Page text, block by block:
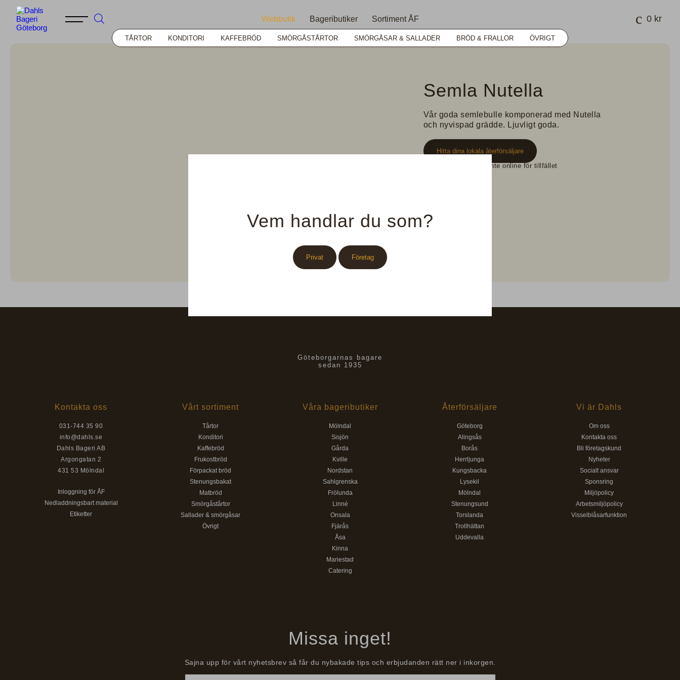
Webbutik Bageributiker Sortiment ÅF 0 kr
TÅRTOR KONDITORI KAFFEBRÖD SMÖRGÅSTÅRTOR SMÖRGÅSAR & SALLADER BRÖD & FRALLOR ÖVRIGT
Semla Nutella
Vår goda semlebulle komponerad med Nutella
och nyvispad grädde. Ljuvligt goda.
Hitta dina lokala återförsäljare
Denna produkt säljs inte online för tillfället
Göteborgarnas bagare
sedan 1935
Kontakta oss
031-744 35 90
info@dahls.se
Dahls Bageri AB
Argongatan 2
431 53 Mölndal
Inloggning för ÅF
Nedladdningsbart material
Etiketter
Vårt sortiment
Tårtor
Konditori
Kaffebröd
Frukostbröd
Förpackat bröd
Stenungsbakat
Matbröd
Smörgåstårtor
Sallader & smörgåsar
Övrigt
Våra bageributiker
Mölndal
Sisjön
Gårda
Kville
Nordstan
Sahlgrenska
Frölunda
Linné
Onsala
Fjärås
Åsa
Kinna
Mariestad
Catering
Återförsäljare
Göteborg
Alingsås
Borås
Herrljunga
Kungsbacka
Lysekil
Mölndal
Stenungsund
Torslanda
Trollhättan
Uddevalla
Vi är Dahls
Om oss
Kontakta oss
Bli företagskund
Nyheter
Socialt ansvar
Sponsring
Miljöpolicy
Arbetsmiljöpolicy
Visselblåsarfunktion
Missa inget!
Sajna upp för vårt nyhetsbrev så får du nybakade tips och erbjudanden rätt ner i inkorgen.
Vem handlar du som?
Privat Företag